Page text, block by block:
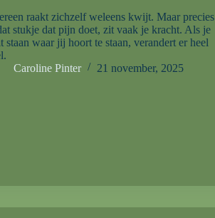
raakt zichzelf weleens kwijt. Maar precies
stukje dat pijn doet, zit vaak je kracht. Als je
staan waar jij hoort te staan, verandert er heel
Caroline Pinter
21 november, 2025